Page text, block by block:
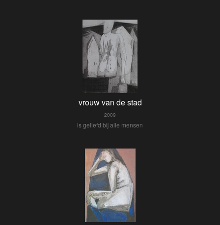
vrouw van de stad
2009
is geliefd bij alle mensen